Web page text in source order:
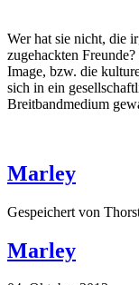
Wer hat sie nicht, die
zugehackten
Image, bzw. die
sich in ein
Breitbandmedium
Marley
Gespeichert von
Marley